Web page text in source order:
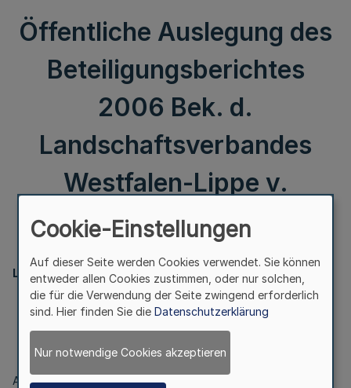
Öffentliche Auslegung des
Beteiligungsberichtes
2006 Bek. d.
Landschaftsverbandes
Westfalen-Lippe v.
13.11.2007
Landschaftsverband Westfalen-Lippe
Öffentliche Auslegung des Beteiligungsberichtes 2006
Bek. d. Landschaftsverbandes Westfalen-Lippe
v. 13.11.2007
Aufgrund des § 23 Abs. 2 der Landschaftsverbandsordnung
Cookie-Einstellungen
Auf dieser Seite werden Cookies verwendet. Sie können
entweder allen Cookies zustimmen, oder nur solchen,
die für die Verwendung der Seite zwingend erforderlich
sind. Hier finden Sie die Datenschutzerklärung
Nur notwendige Cookies akzeptieren